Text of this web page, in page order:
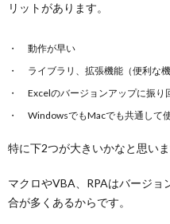
リットがあります。
動作が早い
ライブラリ、拡張機能（便利な
Excelのバージョンアップに振り
WindowsでもMacでも共通して
特に下2つが大きいかなと思い
マクロやVBA、RPAはバージ
合が多くあるからです。